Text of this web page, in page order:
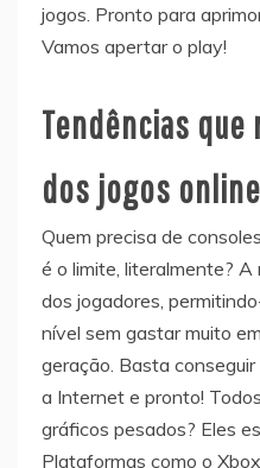
jogos. Pronto para
Vamos apertar o play!
Tendências que
dos jogos online
Quem precisa de
é o limite, literalmente?
dos jogadores,
nível sem gastar muito
geração. Basta
a Internet e pronto!
gráficos pesados? Eles
Plataformas como o